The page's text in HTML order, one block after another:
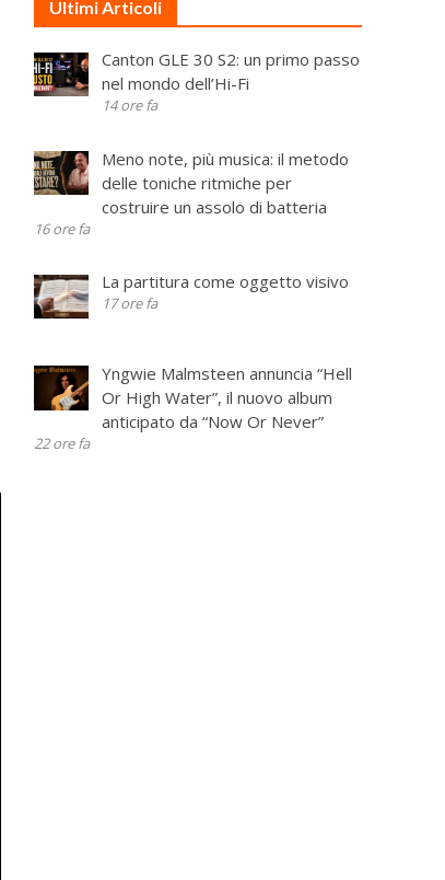
Ultimi Articoli
Canton GLE 30 S2: un primo passo
nel mondo dell’Hi-Fi
14 ore fa
Meno note, più musica: il metodo
delle toniche ritmiche per
costruire un assolo di batteria
16 ore fa
La partitura come oggetto visivo
17 ore fa
Yngwie Malmsteen annuncia “Hell
Or High Water”, il nuovo album
anticipato da “Now Or Never”
22 ore fa